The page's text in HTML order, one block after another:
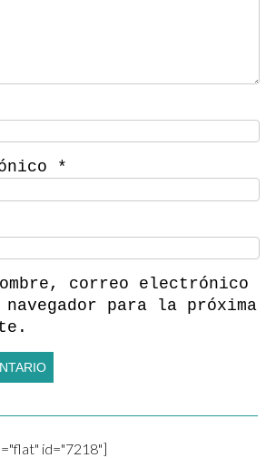
*
correo electrónico
para la próxima
id="7218"]